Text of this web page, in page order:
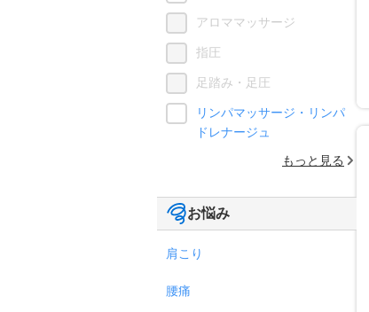
アロママッサージ
指圧
足踏み・足圧
リンパマッサージ・リンパ
ドレナージュ
もっと見る
お悩み
肩こり
腰痛